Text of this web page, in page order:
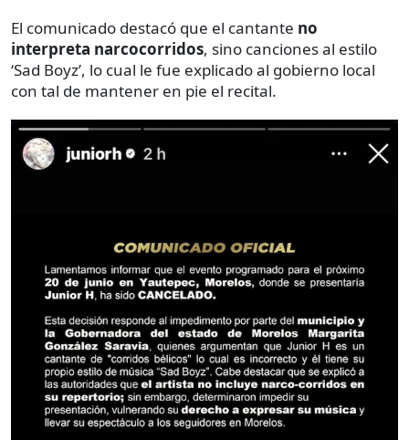
El comunicado destacó que el cantante no
interpreta narcocorridos, sino canciones al estilo
‘Sad Boyz’, lo cual le fue explicado al gobierno local
con tal de mantener en pie el recital.